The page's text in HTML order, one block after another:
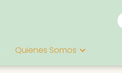
Quienes Somos